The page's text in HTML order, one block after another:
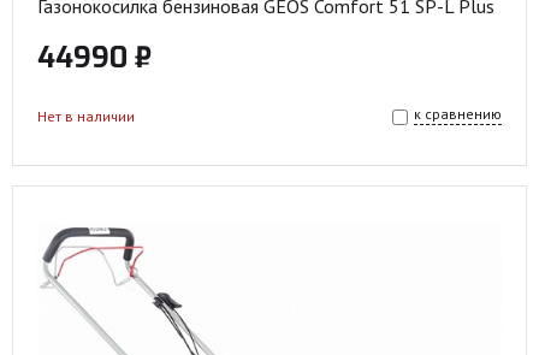
Газонокосилка бензиновая GEOS Comfort 51 SP-L Plus
44990 ₽
к сравнению
Нет в наличии